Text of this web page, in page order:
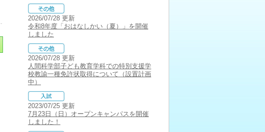
2026/07/28 更新
令和8年度「おはなしかい（夏）」を開催
しました
2026/07/28 更新
人間科学部子ども教育学科での特別支援学
校教諭一種免許状取得について（設置計画
中）
2023/07/25 更新
7月23日（日）オープンキャンパスを開催
しました！